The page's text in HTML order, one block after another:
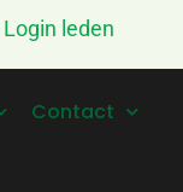
Login leden
Contact